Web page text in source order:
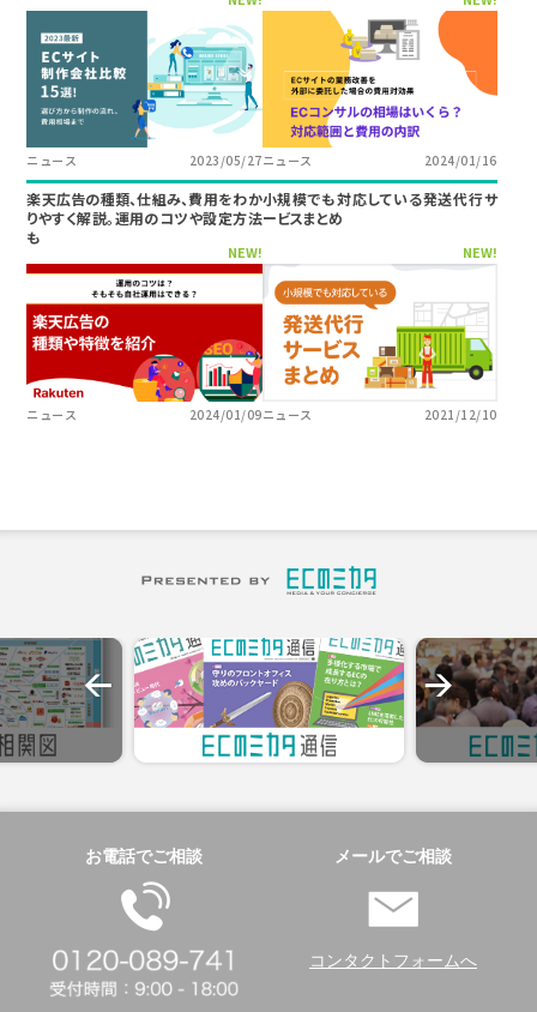
ニュース 2023/05/27ニュース 2024/01/16
楽天広告の種類、仕組み、費用をわか
りやすく解説。運用のコツや設定方法
も
NEW!
ニュース 2024/01/09
小規模でも対応している発送代行サ
ービスまとめ
NEW!
ニュース 2021/12/10
お電話でご相談 メールでご相談
コンタクトフォームへ